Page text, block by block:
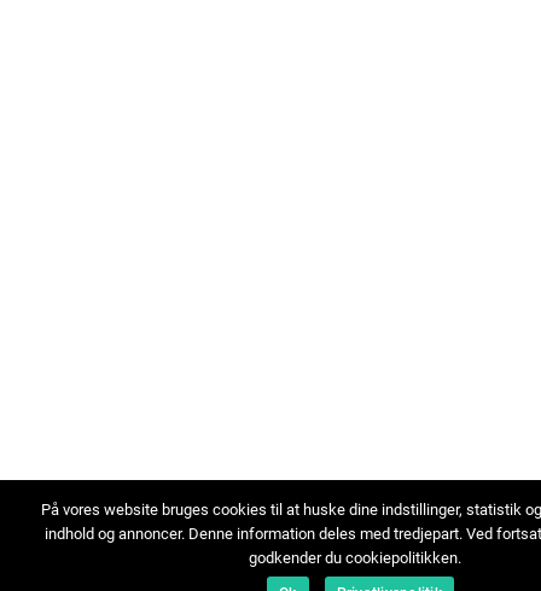
På vores website bruges cookies til at huske dine indstillinger, statistik
indhold og annoncer. Denne information deles med tredjepart. Ved
godkender du cookiepolitikken.